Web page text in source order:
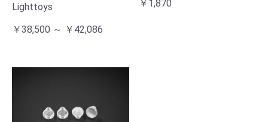
Lighttoys
￥38,500 ～ ￥42,086
￥1,870